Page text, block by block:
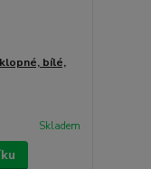
bílé,
Skladem